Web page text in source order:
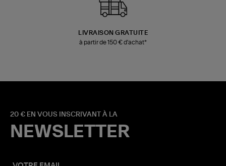
LIVRAISON GRATUITE
à partir de 150 € d'achat*
20 € EN VOUS INSCRIVANT À LA
NEWSLETTER